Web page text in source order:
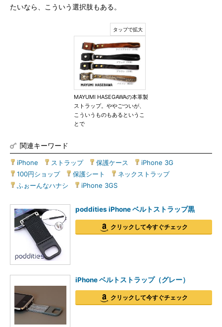
たいなら、こういう選択肢もある。
MAYUMI HASEGAWAの本革製
ストラップ。ややごついが、
こういうものもあるというこ
とで
関連キーワード
iPhone ストラップ| 保護ケース iPhone 3G
100円ショップ| 保護シート ネックストラップ|
ふぉーんなハナシ
iPhone 3GS
poddities iPhone ベルトストラップ黒
クリックして今すぐチェック
iPhone ベルトストラップ（グレー）
クリックして今すぐチェック